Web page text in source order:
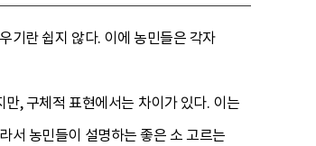
기란 쉽지 않다. 이에 농민들은 각자
, 구체적 표현에서는 차이가 있다. 이는
서 농민들이 설명하는 좋은 소 고르는